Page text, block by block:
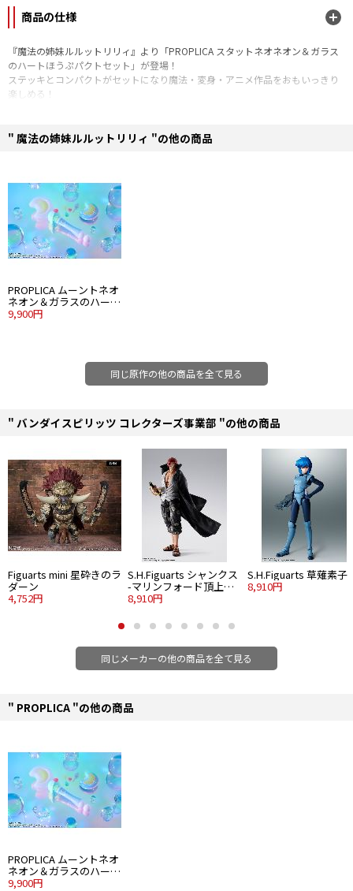
商品の仕様
『魔法の姉妹ルルットリリィ』より「PROPLICA スタットネオネオン＆ガラス
のハートほうぷパクトセット」が登場！
ステッキとコンパクトがセットになり魔法・変身・アニメ作品をおもいっきり
楽しめる！
身するためのステッキ「スタットネオネオン」と、魔法を使えるきっかけとな
ステッキは光と音で変身シーンを楽しめる。
■セット内容
・ステッキ
・コンパクト
・想いのかたちチャーム 4種
■全長：スタットネオネオン（ステッキ）/約250mm、ガラスのハートほうぷ
パクト（コンパクト）/約70mm
©ぴえろ・ルルットリリィ製作委員会
" 魔法の姉妹ルルットリリィ "の他の商品
PROPLICA ムーントネオ
ネオン＆ガラスのハート
どりむパクトセット
9,900円
同じ原作の他の商品を全て見る
" バンダイスピリッツ コレクターズ事業部 "の他の商品
Figuarts mini 星砕きのラ
ダーン
4,752円
S.H.Figuarts シャンクス
-マリンフォード頂上決
戦-
8,910円
S.H.Figuarts 草薙素子
8,910円
同じメーカーの他の商品を全て見る
" PROPLICA "の他の商品
PROPLICA ムーントネオ
ネオン＆ガラスのハート
どりむパクトセット
9,900円